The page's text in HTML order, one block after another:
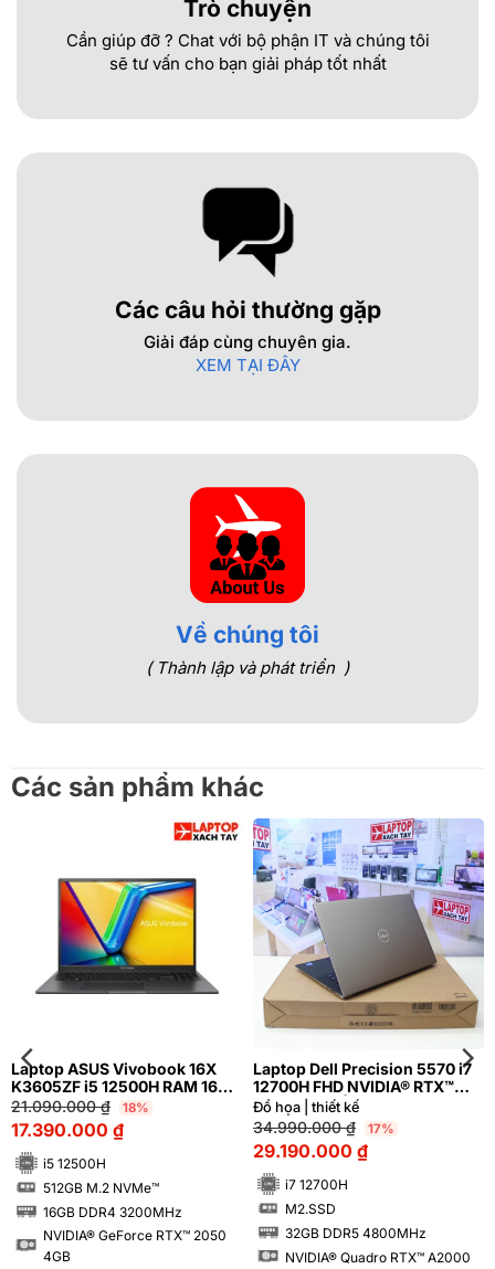
Trò chuyện
Cần giúp đỡ ? Chat với bộ phận IT và chúng tôi
sẽ tư vấn cho bạn giải pháp tốt nhất
Các câu hỏi thường gặp
Giải đáp cùng chuyên gia.
XEM TẠI ĐÂY
Về chúng tôi
( Thành lập và phát triển )
Các sản phẩm khác
Laptop ASUS Vivobook 16X
K3605ZF i5 12500H RAM 16GB
M2.SSD 512GB FHD+ 144Hz
NVIDIA® GeForce RTX™ 2050
4GB
21.090.000₫ 18%
17.390.000 ₫
i5 12500H
SSD 512GB M.2 NVMe™
16GB DDR4 3200MHz
NVIDIA® GeForce RTX™ 2050
4GB
Laptop Dell Precision 5570 i7
12700H FHD NVIDIA® RTX™
A2000 8GB | Hàng xách tay
99%
Đồ họa | thiết kế
34.990.000₫ 17%
29.190.000 ₫
i7 12700H
SSD M2.SSD
32GB DDR5 4800MHz
NVIDIA® Quadro RTX™ A2000